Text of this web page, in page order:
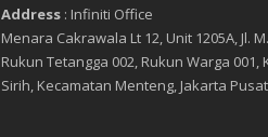
Address: Infiniti Office
Menara Cakrawala Lt 12, Unit 1205A, Jl.
Rukun Tetangga 002, Rukun Warga
Sirih, Kecamatan Menteng, Jakarta